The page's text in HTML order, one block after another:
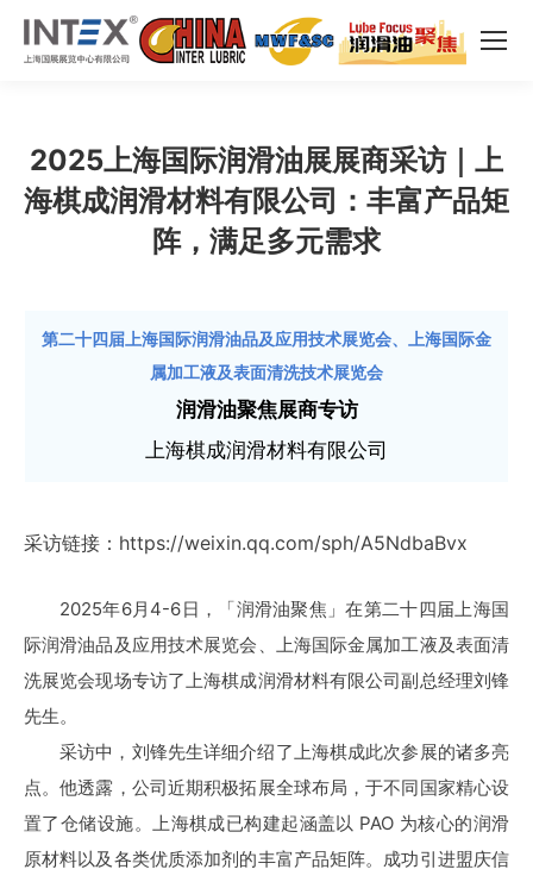
2025上海国际润滑油展展商采访｜上
海棋成润滑材料有限公司：丰富产品矩
阵，满足多元需求
第二十四届上海国际润滑油品及应用技术展览会、上海国际金
属加工液及表面清洗技术展览会
润滑油聚焦展商专访
上海棋成润滑材料有限公司
采访链接：https://weixin.qq.com/sph/A5NdbaBvx
2025年6月4-6日，「润滑油聚焦」在第二十四届上海国
际润滑油品及应用技术展览会、上海国际金属加工液及表面清
洗展览会现场专访了上海棋成润滑材料有限公司副总经理刘锋
先生。
采访中，刘锋先生详细介绍了上海棋成此次参展的诸多亮
点。他透露，公司近期积极拓展全球布局，于不同国家精心设
置了仓储设施。上海棋成已构建起涵盖以 PAO 为核心的润滑
原材料以及各类优质添加剂的丰富产品矩阵。成功引进盟庆信